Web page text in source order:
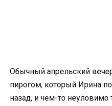
Обычный апрельский
пирогом, который Ирина
назад, и чем-то